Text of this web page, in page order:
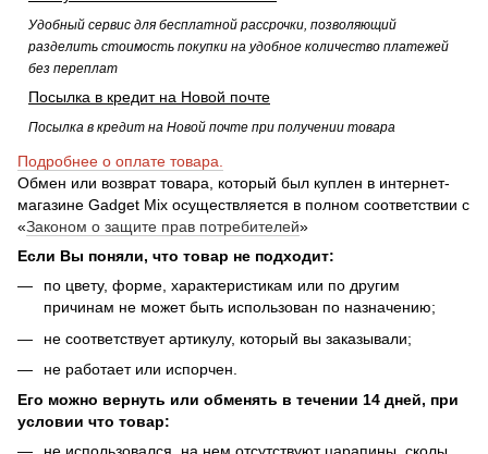
Удобный сервис для бесплатной рассрочки, позволяющий
разделить стоимость покупки на удобное количество платежей
без переплат
Посылка в кредит на Новой почте
Посылка в кредит на Новой почте при получении товара
Подробнее о оплате товара.
Обмен или возврат товара, который был куплен в интернет-
магазине Gadget Mix осуществляется в полном соответствии с
«Законом о защите прав потребителей»
Если Вы поняли, что товар не подходит:
по цвету, форме, характеристикам или по другим
причинам не может быть использован по назначению;
не соответствует артикулу, который вы заказывали;
не работает или испорчен.
Его можно вернуть или обменять в течении 14 дней, при
условии что товар: